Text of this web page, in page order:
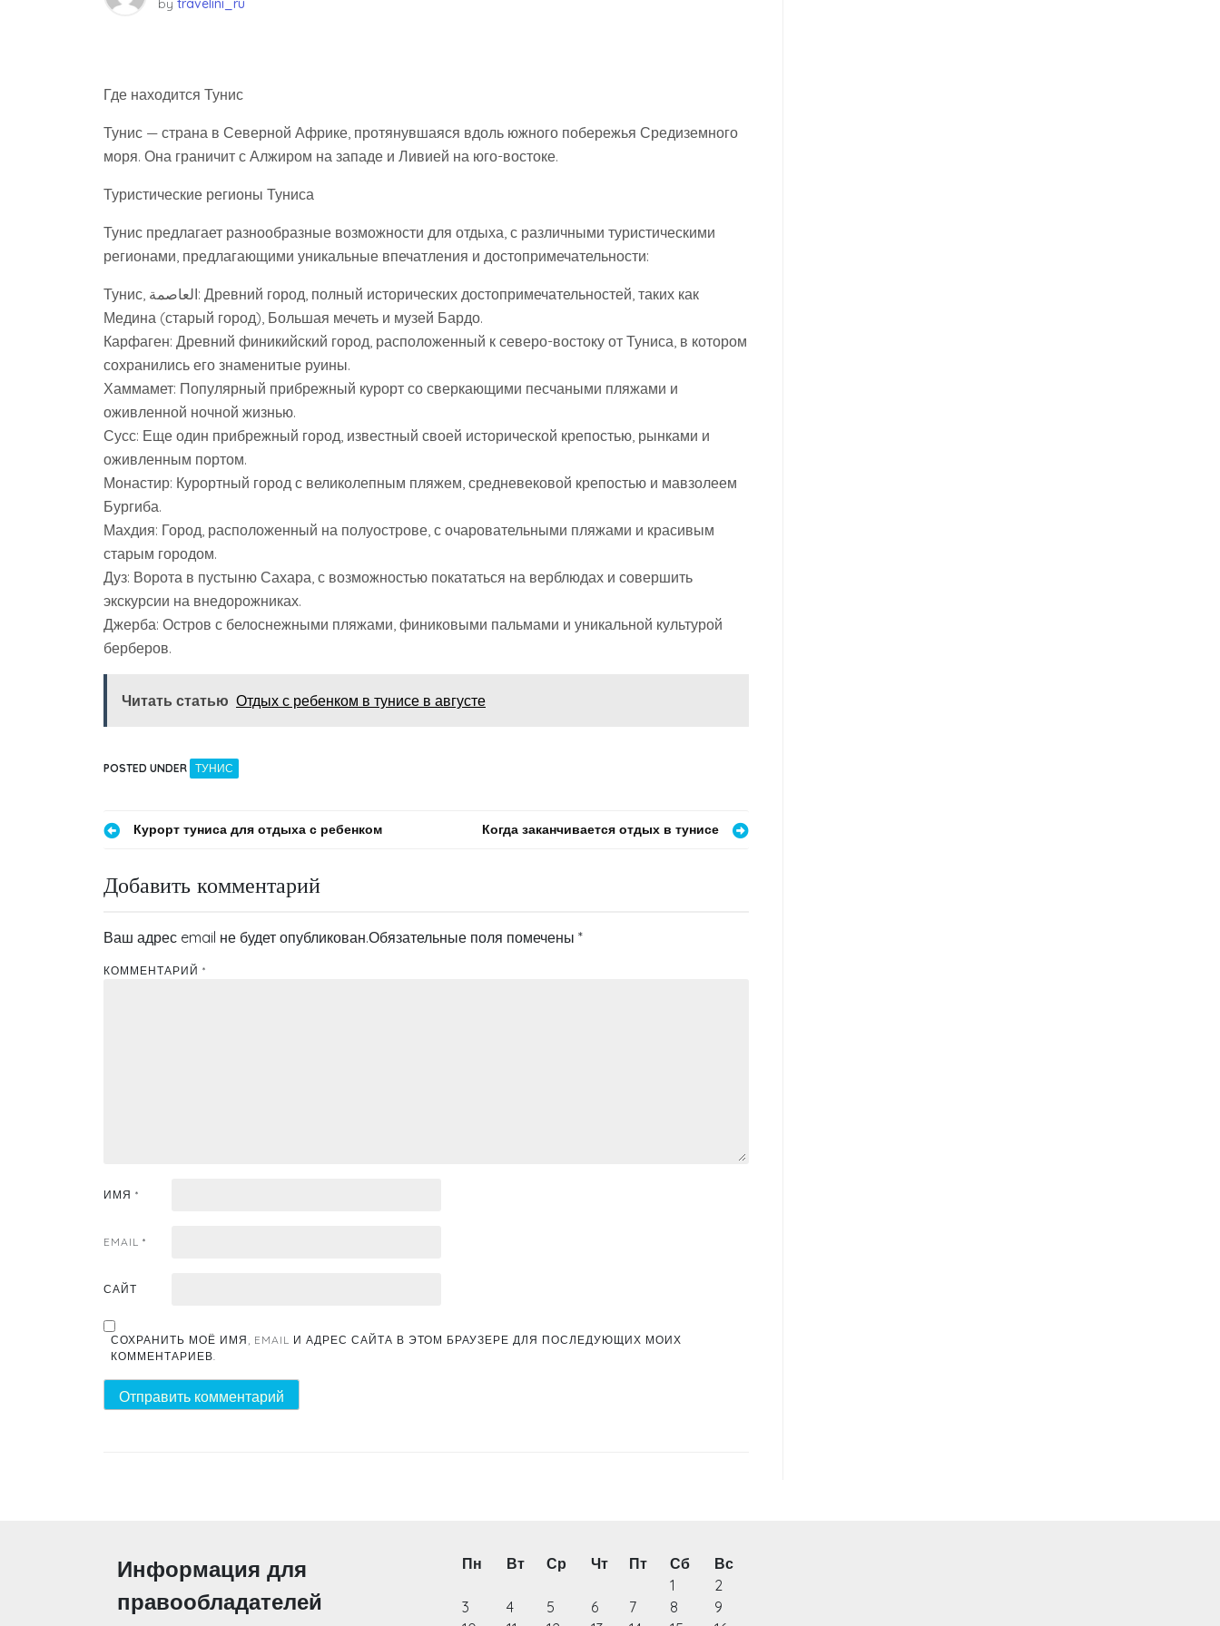
by travelini_ru
Где находится Тунис
Тунис — страна в Северной Африке, протянувшаяся вдоль южного побережья Средиземного
моря. Она граничит с Алжиром на западе и Ливией на юго-востоке.
Туристические регионы Туниса
Тунис предлагает разнообразные возможности для отдыха, с различными туристическими
регионами, предлагающими уникальные впечатления и достопримечательности:
Тунис, العاصمة: Древний город, полный исторических достопримечательностей, таких как
Медина (старый город), Большая мечеть и музей Бардо.
Карфаген: Древний финикийский город, расположенный к северо-востоку от Туниса, в котором
сохранились его знаменитые руины.
Хаммамет: Популярный прибрежный курорт со сверкающими песчаными пляжами и
оживленной ночной жизнью.
Сусс: Еще один прибрежный город, известный своей исторической крепостью, рынками и
оживленным портом.
Монастир: Курортный город с великолепным пляжем, средневековой крепостью и мавзолеем
Бургиба.
Махдия: Город, расположенный на полуострове, с очаровательными пляжами и красивым
старым городом.
Дуз: Ворота в пустыню Сахара, с возможностью покататься на верблюдах и совершить
экскурсии на внедорожниках.
Джерба: Остров с белоснежными пляжами, финиковыми пальмами и уникальной культурой
берберов.
Читать статью Отдых с ребенком в тунисе в августе
POSTED UNDER ТУНИС
Навигация
по
записям
Курорт туниса для отдыха с ребенком Когда заканчивается отдых в тунисе
Добавить комментарий
Ваш адрес email не будет опубликован.Обязательные поля помечены *
КОММЕНТАРИЙ *
ИМЯ *
EMAIL *
САЙТ
СОХРАНИТЬ МОЁ ИМЯ, EMAIL И АДРЕС САЙТА В ЭТОМ БРАУЗЕРЕ ДЛЯ ПОСЛЕДУЮЩИХ МОИХ
КОММЕНТАРИЕВ.
Информация для
правообладателей
Пн Вт Ср Чт Пт Сб
Вс
1
2
3
4 5 6 7 8
9